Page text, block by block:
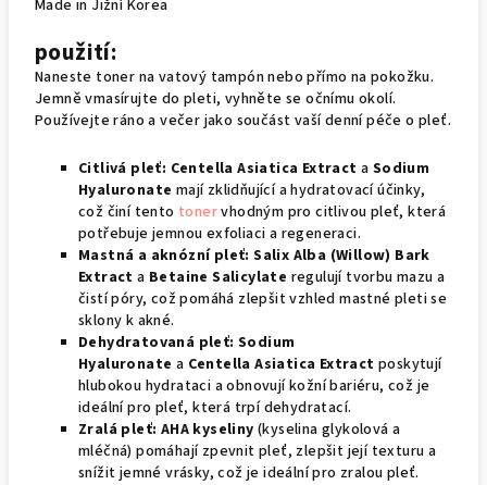
Made in Jižní Korea
použití:
Naneste toner na vatový tampón nebo přímo na pokožku.
Jemně vmasírujte do pleti, vyhněte se očnímu okolí.
Používejte ráno a večer jako součást vaší denní péče o pleť.
Citlivá pleť: Centella Asiatica Extract a Sodium
Hyaluronate mají zklidňující a hydratovací účinky,
což činí tento tonervhodným pro citlivou pleť, která
potřebuje jemnou exfoliaci a regeneraci.
Mastná a aknózní pleť: Salix Alba (Willow) Bark
Extract a Betaine Salicylate regulují tvorbu mazu a
čistí póry, což pomáhá zlepšit vzhled mastné pleti se
sklony k akné.
Dehydratovaná pleť: Sodium
Hyaluronate a Centella Asiatica Extract poskytují
hlubokou hydrataci a obnovují kožní bariéru, což je
ideální pro pleť, která trpí dehydratací.
Zralá pleť: AHA kyseliny (kyselina glykolová a
mléčná) pomáhají zpevnit pleť, zlepšit její texturu a
snížit jemné vrásky, což je ideální pro zralou pleť.